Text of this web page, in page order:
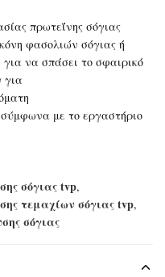
πρωτεΐνης σόγιας
φασολιών σόγιας ή
να σπάσει το σφαιρικό
για
με το εργαστήριο
σόγιας tvp,
τεμαχίων σόγιας tvp,
σόγιας